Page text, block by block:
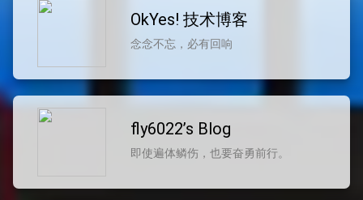
OkYes! 技术博客
念念不忘，必有回响
fly6022’s Blog
即使遍体鳞伤，也要奋勇前行。